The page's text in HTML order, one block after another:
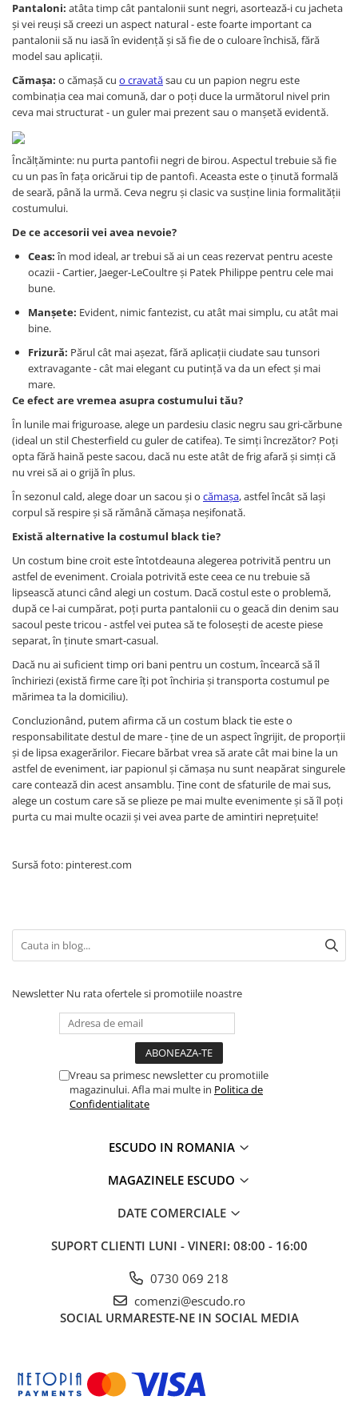
Pantaloni: atâta timp cât pantalonii sunt negri, asortează-i cu jacheta
și vei reuși să creezi un aspect natural - este foarte important ca
pantalonii să nu iasă în evidență și să fie de o culoare închisă, fără
model sau aplicații.
Cămașa: o cămașă cu o cravatăsau cu un papion negru este
combinația cea mai comună, dar o poți duce la următorul nivel prin
ceva mai structurat - un guler mai prezent sau o manșetă evidentă.
Încălțăminte: nu purta pantofii negri de birou. Aspectul trebuie să fie
cu un pas în fața oricărui tip de pantofi. Aceasta este o ținută formală
de seară, până la urmă. Ceva negru și clasic va susține linia formalității
costumului.
De ce accesorii vei avea nevoie?
Ceas:în mod ideal, ar trebui să ai un ceas rezervat pentru aceste
ocazii - Cartier, Jaeger-LeCoultre și Patek Philippe pentru cele mai
bune.
Manșete: Evident, nimic fantezist, cu atât mai simplu, cu atât mai
bine.
Frizură: Părul cât mai așezat, fără aplicații ciudate sau tunsori
extravagante - cât mai elegant cu putință va da un efect și mai
mare.
Ce efect are vremea asupra costumului tău?
În lunile mai friguroase, alege un pardesiu clasic negru sau gri-cărbune
(ideal un stil Chesterfield cu guler de catifea). Te simți încrezător? Poți
opta fără haină peste sacou, dacă nu este atât de frig afară și simți că
nu vrei să ai o grijă în plus.
În sezonul cald, alege doar un sacou și o cămașa, astfel încât să lași
corpul să respire și să rămână cămașa neșifonată.
Există alternative la costumul black tie?
Un costum bine croit este întotdeauna alegerea potrivită pentru un
astfel de eveniment. Croiala potrivită este ceea ce nu trebuie să
lipsească atunci când alegi un costum. Dacă costul este o problemă,
după ce l-ai cumpărat, poți purta pantalonii cu o geacă din denim sau
sacoul peste tricou - astfel vei putea să te folosești de aceste piese
separat, în ținute smart-casual.
Dacă nu ai suficient timp ori bani pentru un costum, încearcă să îl
închiriezi (există firme care îți pot închiria și transporta costumul pe
mărimea ta la domiciliu).
Concluzionând, putem afirma că un costum black tie este o
responsabilitate destul de mare - ține de un aspect îngrijit, de proporții
și de lipsa exagerărilor. Fiecare bărbat vrea să arate cât mai bine la un
astfel de eveniment, iar papionul și cămașa nu sunt neapărat singurele
care contează din acest ansamblu. Ține cont de sfaturile de mai sus,
alege un costum care să se plieze pe mai multe evenimente și să îl poți
purta cu mai multe ocazii și vei avea parte de amintiri neprețuite!
Sursă foto: pinterest.com
Newsletter Nu rata ofertele si promotiile noastre
Vreau sa primesc newsletter cu promotiile
magazinului. Afla mai multe in Politica de
Confidentialitate
ESCUDO IN ROMANIA
MAGAZINELE ESCUDO
DATE COMERCIALE
SUPORT CLIENTI LUNI - VINERI: 08:00 - 16:00
0730 069 218
comenzi@escudo.ro
SOCIAL URMARESTE-NE IN SOCIAL MEDIA